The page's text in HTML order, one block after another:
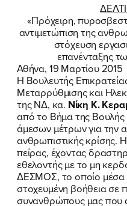
«Πρόχειρη,
αντιμετώπιση της
στόχευση
επανένταξης
Αθήνα, 19 Μαρτίου 2015
Η Βουλευτής
Μεταρρύθμισης και
της ΝΔ, κα. Νίκη Κ.
από το Βήμα της Βουλής
άμεσων μέτρων για την
ανθρωπιστικής κρίσης.
πείρας, έχοντας
εθελοντής με το μη
ΔΕΣΜΟΣ, το οποίο μέσα
στοχευμένη βοήθεια
συνανθρώπους μας που
του
Πολιτικού
Νίκης
ΥΠΟΒΟΛΗ
του
Πολιτικού
Νίκης
ΥΠΟΒΟΛΗ